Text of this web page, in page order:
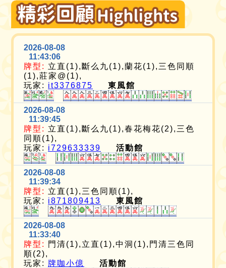
2026-08-08
11:43:06
牌型: 立直(1),斷么九(1),蘭花(1),三色同順
(1),莊家@(1),
玩家: it3376875 東風館
2026-08-08
11:39:45
牌型: 立直(1),斷么九(1),春花梅花(2),三色
同順(1),
玩家: i729633339 活動館
2026-08-08
11:39:34
牌型: 立直(1),三色同順(1),
玩家: i871809413 東風館
2026-08-08
11:33:40
牌型:
門清(1),立直(1),中洞(1),門清三色同
順(2),
玩家: 牌咖小億 活動館